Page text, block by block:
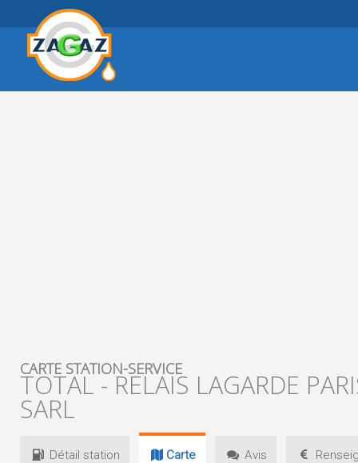
CARTE STATION-SERVICE
TOTAL - RELAIS LAGARDE
SARL
Détail station Carte Avis